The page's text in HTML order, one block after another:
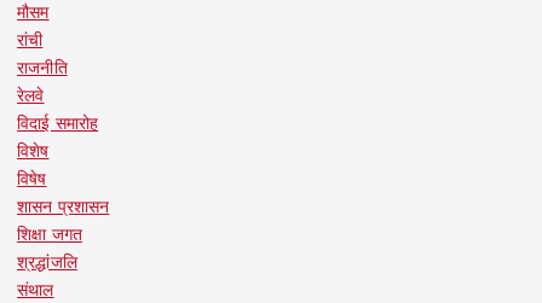
मौसम
रांची
राजनीति
रेलवे
विदाई समारोह
विशेष
विषेष
शासन प्रशासन
शिक्षा जगत
श्रद्धांजलि
संथाल